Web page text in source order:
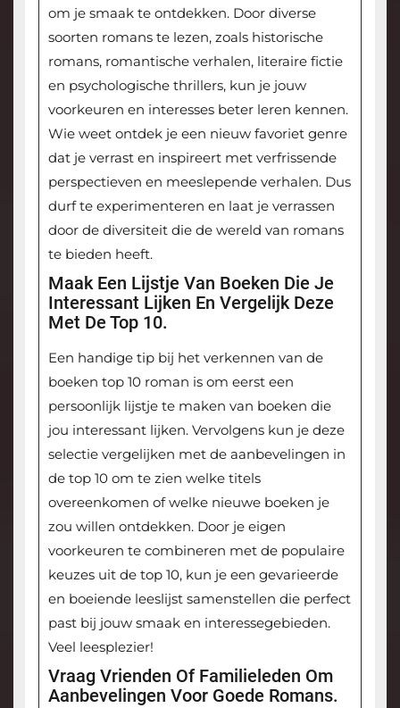
om je smaak te ontdekken. Door diverse
soorten romans te lezen, zoals historische
romans, romantische verhalen, literaire fictie
en psychologische thrillers, kun je jouw
voorkeuren en interesses beter leren kennen.
Wie weet ontdek je een nieuw favoriet genre
dat je verrast en inspireert met verfrissende
perspectieven en meeslepende verhalen. Dus
durf te experimenteren en laat je verrassen
door de diversiteit die de wereld van romans
te bieden heeft.
Maak Een Lijstje Van Boeken Die Je
Interessant Lijken En Vergelijk Deze
Met De Top 10.
Een handige tip bij het verkennen van de
boeken top 10 roman is om eerst een
persoonlijk lijstje te maken van boeken die
jou interessant lijken. Vervolgens kun je deze
selectie vergelijken met de aanbevelingen in
de top 10 om te zien welke titels
overeenkomen of welke nieuwe boeken je
zou willen ontdekken. Door je eigen
voorkeuren te combineren met de populaire
keuzes uit de top 10, kun je een gevarieerde
en boeiende leeslijst samenstellen die perfect
past bij jouw smaak en interessegebieden.
Veel leesplezier!
Vraag Vrienden Of Familieleden Om
Aanbevelingen Voor Goede Romans.